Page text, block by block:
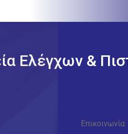
Ελέγχων &
Επικοινωνία: